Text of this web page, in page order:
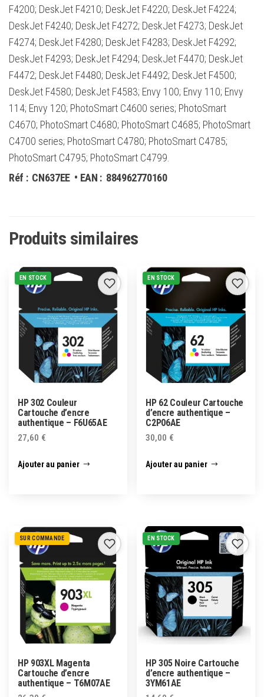
F4200; DeskJet F4210; DeskJet F4220; DeskJet F4224;
DeskJet F4240; DeskJet F4272; DeskJet F4273; DeskJet
F4274; DeskJet F4280; DeskJet F4283; DeskJet F4292;
DeskJet F4293; DeskJet F4294; DeskJet F4470; DeskJet
F4472; DeskJet F4480; DeskJet F4492; DeskJet F4500;
DeskJet F4580; DeskJet F4583; Envy 100; Envy 110; Envy
114; Envy 120; PhotoSmart C4600 series; PhotoSmart
C4670; PhotoSmart C4680; PhotoSmart C4685; PhotoSmart
C4700 series; PhotoSmart C4780; PhotoSmart C4785;
PhotoSmart C4795; PhotoSmart C4799.
Réf : CN637EE • EAN : 884962770160
Produits similaires
EN STOCK
HP 302 Couleur
Cartouche d’encre
authentique – F6U65AE
27,60 €
Ajouter au panier
EN STOCK
HP 62 Couleur Cartouche
d’encre authentique –
C2P06AE
30,00 €
Ajouter au panier
SUR COMMANDE
HP 903XL Magenta
Cartouche d’encre
authentique – T6M07AE
EN STOCK
HP 305 Noire Cartouche
d’encre authentique –
3YM61AE